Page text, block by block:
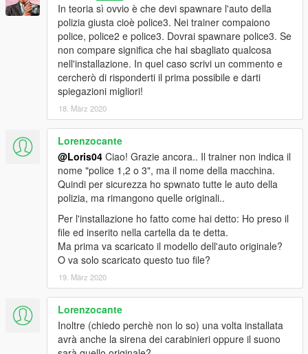
In teoria sì ovvio è che devi spawnare l'auto della
polizia giusta cioè police3. Nei trainer compaiono
police, police2 e police3. Dovrai spawnare police3. Se
non compare significa che hai sbagliato qualcosa
nell'installazione. In quel caso scrivi un commento e
cercherò di risponderti il prima possibile e darti
spiegazioni migliori!
18. März 2020
Lorenzocante
@Loris04 Ciao! Grazie ancora.. Il trainer non indica il
nome "police 1,2 o 3", ma il nome della macchina.
Quindi per sicurezza ho spwnato tutte le auto della
polizia, ma rimangono quelle originali..
Per l'installazione ho fatto come hai detto: Ho preso il
file ed inserito nella cartella da te detta.
Ma prima va scaricato il modello dell'auto originale?
O va solo scaricato questo tuo file?
19. März 2020
Lorenzocante
Inoltre (chiedo perchè non lo so) una volta installata
avrà anche la sirena dei carabinieri oppure il suono